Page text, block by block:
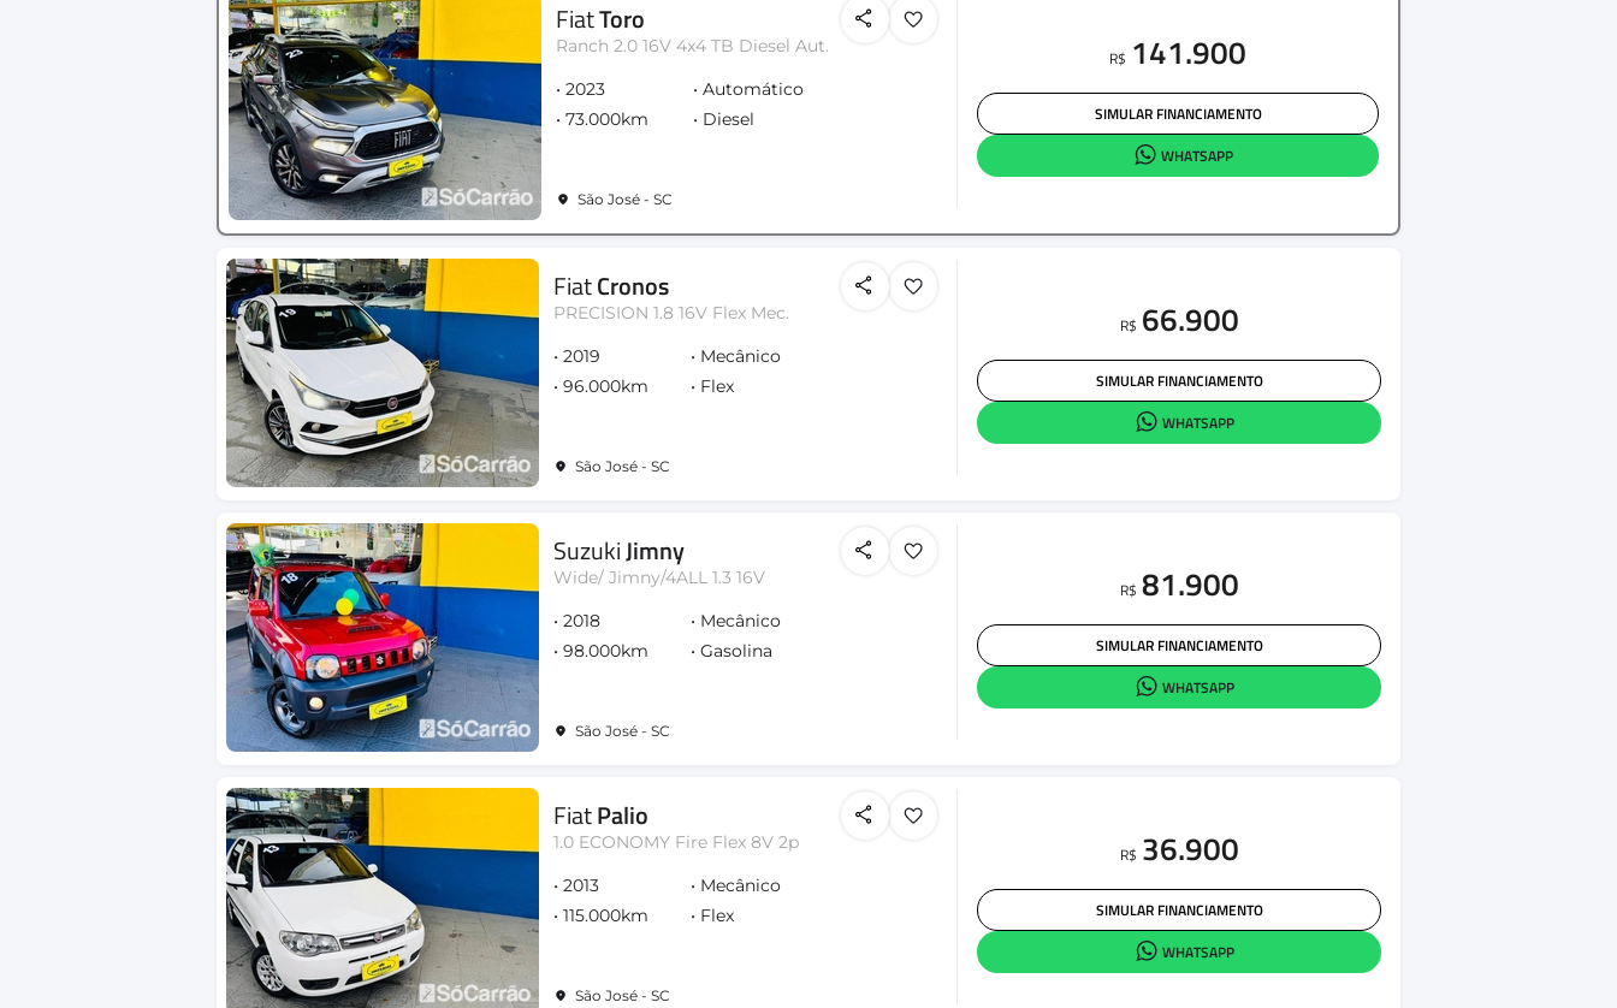
FiatToro
Ranch 2.0 16V 4x4 TB Diesel Aut.
2023
Automático
73.000km
Diesel
São José - SC
R$ 141.900
SIMULAR FINANCIAMENTO
WHATSAPP
FiatCronos
PRECISION 1.8 16V Flex Mec.
2019
Mecânico
96.000km
Flex
São José - SC
R$ 66.900
SIMULAR FINANCIAMENTO
WHATSAPP
SuzukiJimny
Wide/ Jimny/4ALL 1.3 16V
2018
Mecânico
98.000km
Gasolina
São José - SC
R$ 81.900
SIMULAR FINANCIAMENTO
WHATSAPP
FiatPalio
1.0 ECONOMY Fire Flex 8V 2p
2013
Mecânico
115.000km
Flex
São José - SC
R$ 36.900
SIMULAR FINANCIAMENTO
WHATSAPP